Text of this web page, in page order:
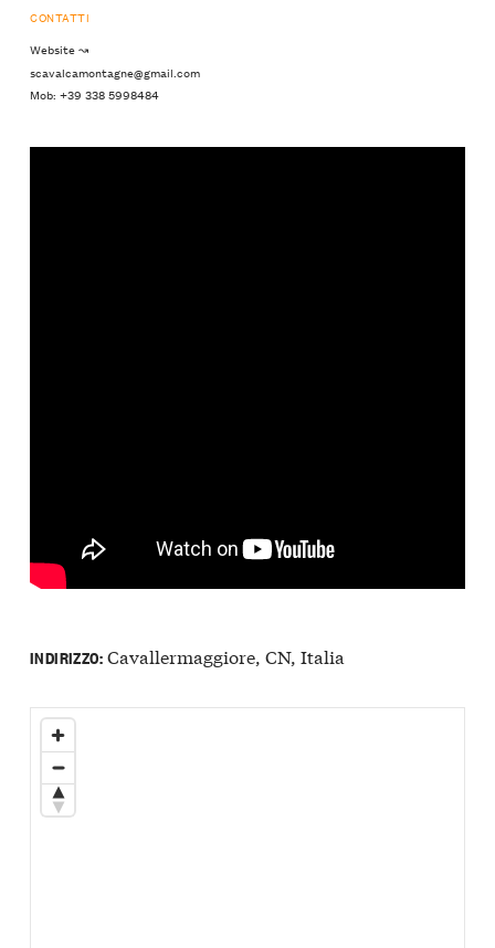
CONTATTI
Website ↝
scavalcamontagne@gmail.com
Mob: +39 338 5998484
INDIRIZZO:Cavallermaggiore, CN, Italia